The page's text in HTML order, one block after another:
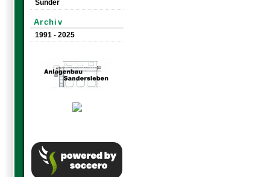
Sünder
Archiv
1991 - 2025